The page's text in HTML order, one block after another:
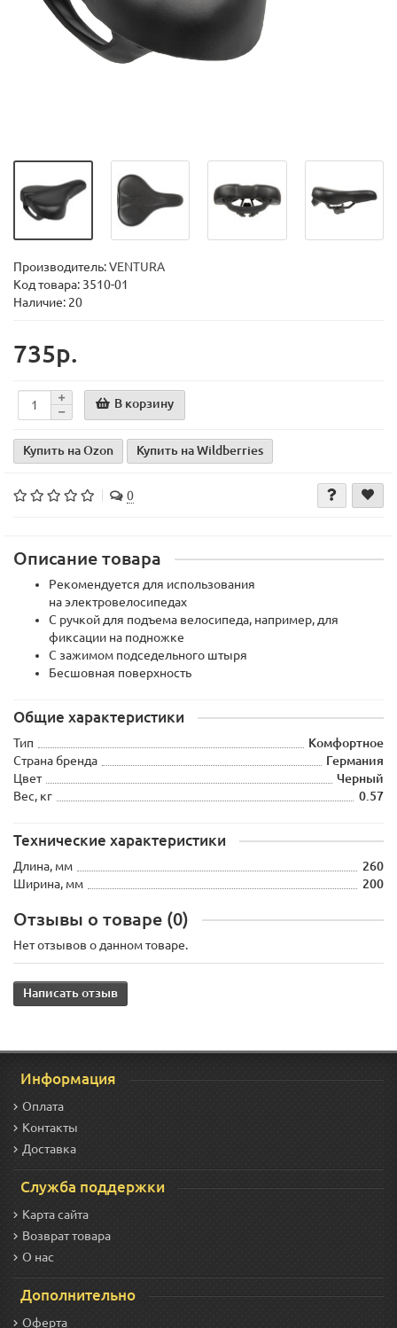
Производитель:VENTURA
Код товара: 3510-01
Наличие: 20
735р.
В корзину
Купить на Ozon Купить на Wildberries
0
Описание товара
Рекомендуется для использования
на электровелосипедах
С ручкой для подъема велосипеда, например, для
фиксации на подножке
С зажимом подседельного штыря
Бесшовная поверхность
Общие характеристики
Тип
Комфортное
Страна бренда
Германия
Цвет
Черный
Вес, кг
0.57
Технические характеристики
Длина, мм
260
Ширина, мм
200
Отзывы о товаре (0)
Нет отзывов о данном товаре.
Написать отзыв
Информация
Оплата
Контакты
Доставка
Служба поддержки
Карта сайта
Возврат товара
О нас
Дополнительно
Оферта